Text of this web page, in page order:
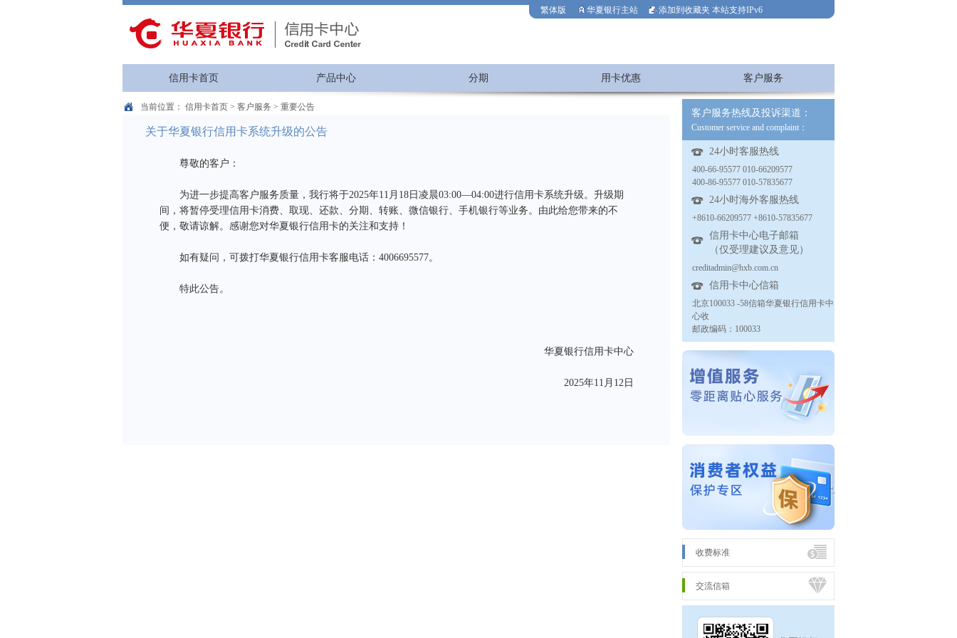
繁体版 华夏银行主站 添加到收藏夹 本站支持IPv6
信用卡首页 产品中心 分期 用卡优惠 客户服务
当前位置： 信用卡首页 > 客户服务 > 重要公告
关于华夏银行信用卡系统升级的公告
尊敬的客户：
为进一步提高客户服务质量，我行将于2025年11月18日凌晨03:00—04:00进行信用卡系统升级。升级期
间，将暂停受理信用卡消费、取现、还款、分期、转账、微信银行、手机银行等业务。由此给您带来的不
便，敬请谅解。感谢您对华夏银行信用卡的关注和支持！
如有疑问，可拨打华夏银行信用卡客服电话：4006695577。
特此公告。
华夏银行信用卡中心
2025年11月12日
客户服务热线及投诉渠道：
Customer service and complaint：
24小时客服热线
400-66-95577 010-66209577
400-86-95577 010-57835677
24小时海外客服热线
+8610-66209577 +8610-57835677
信用卡中心电子邮箱
（仅受理建议及意见）
creditadmin@hxb.com.cn
信用卡中心信箱
北京100033 -58信箱华夏银行信用卡中
心收
邮政编码：100033
收费标准
交流信箱